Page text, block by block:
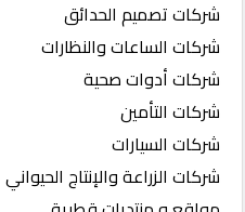
شركات تصميم الحدائق
شركات الساعات والنظارات
شركات أدوات صحية
شركات التأمين
شركات السيارات
شركات الزراعة والإنتاج الحيواني